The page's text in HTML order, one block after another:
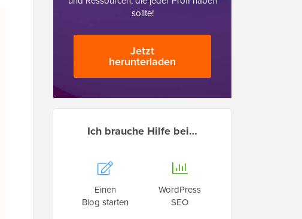
sollte!
Jetzt
herunterladen
Ich brauche Hilfe bei…
Einen
Blog starten
WordPress
SEO